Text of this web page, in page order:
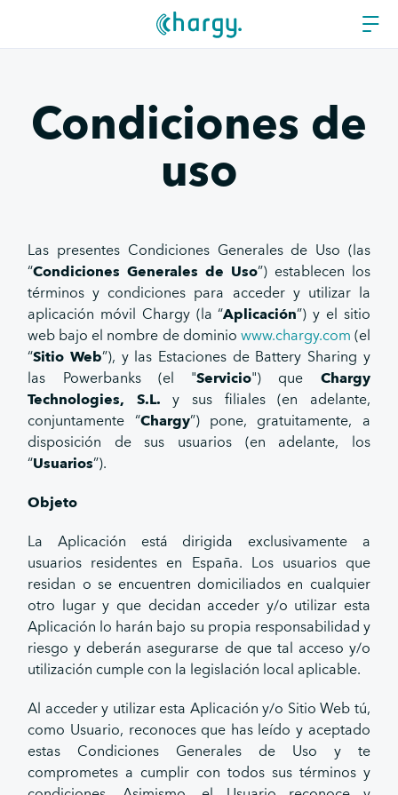
Condiciones de
uso
Las presentes Condiciones Generales de Uso (las
“Condiciones Generales de Uso”) establecen los
términos y condiciones para acceder y utilizar la
aplicación móvil Chargy (la “Aplicación”) y el sitio
web bajo el nombre de dominio www.chargy.com (el
“Sitio Web”), y las Estaciones de Battery Sharing y
las Powerbanks (el "Servicio") que Chargy
Technologies, S.L. y sus filiales (en adelante,
conjuntamente “Chargy”) pone, gratuitamente, a
disposición de sus usuarios (en adelante, los
“Usuarios”).
Objeto
La Aplicación está dirigida exclusivamente a
usuarios residentes en España. Los usuarios que
residan o se encuentren domiciliados en cualquier
otro lugar y que decidan acceder y/o utilizar esta
Aplicación lo harán bajo su propia responsabilidad y
riesgo y deberán asegurarse de que tal acceso y/o
utilización cumple con la legislación local aplicable.
Al acceder y utilizar esta Aplicación y/o Sitio Web tú,
como Usuario, reconoces que has leído y aceptado
estas Condiciones Generales de Uso y te
comprometes a cumplir con todos sus términos y